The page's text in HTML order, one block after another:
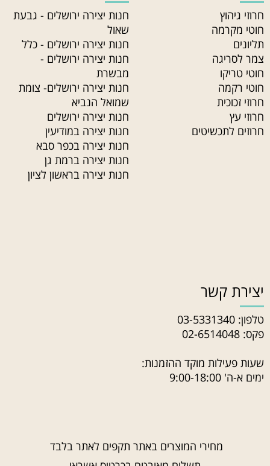
חרוזי גיהוץ
חוטי מקרמה
תליונים
צמר לסריגה
חוטי טריקו
חוטי רקמה
חרוזי זכוכית
חרוזי עץ
חרוזים לתכשיטים
חנות יצירה ירושלים - גבעת
שאול
חנות יצירה ירושלים - כלל
חנות יצירה ירושלים -
מבשרת
חנות יצירה ירושלים- צומת
שמואל הנביא
חנות יצירה ירושלים
חנות יצירה במודיעין
חנות יצירה בכפר סבא
חנות יצירה ברמת גן
חנות יצירה בראשון לציון
יצירת קשר
טלפון: 03-5331340
פקס: 02-6514048
שעות פעילות מוקד ההזמנות:
ימים א-ה' 9:00-18:00
מחירי המוצרים באתר תקפים לאתר בלבד